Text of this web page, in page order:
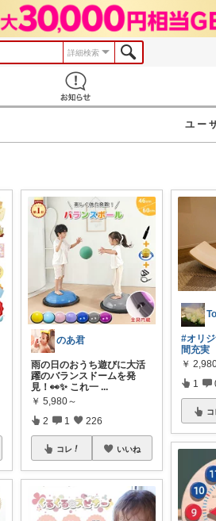
詳細検索
ユー
のあ君
雨の日のおうち遊びに大活
躍のバランスドームを発
見！👀✨ これ一 ...
￥ 5,980～
2 1 226
コレ いいね
#オリ
間充実
￥
1
コ